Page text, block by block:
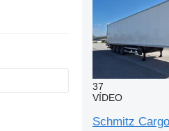
37
VÍDEO
Schmitz